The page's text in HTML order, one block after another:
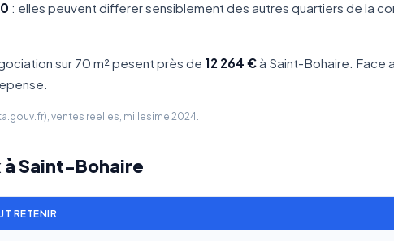
: elles peuvent differer sensiblement des autres quartiers de la
sur 70 m² pesent près de 12 264 €à Saint-Bohaire. Face
ventes reelles, millesime 2024.
à Saint-Bohaire
RETENIR